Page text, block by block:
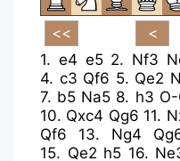
1. e4 e5 2. Nf3
4. c3 Qf6 5. Qe2
7. b5 Na5 8. h3
10. Qxc4 Qg6 11.
Qf6
13. Ng4
15. Qe2 h5 16.